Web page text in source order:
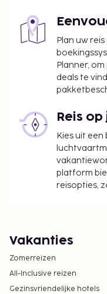
Plan uw
Planner,
deals te
Reis
Kies uit een
platform
reisopties,
Vakanties
Zomerreizen
All-Inclusive reizen
Gezinsvriendelijke hotels